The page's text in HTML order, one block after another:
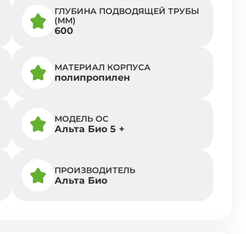
ГЛУБИНА ПОДВОДЯЩЕЙ ТРУБЫ
(ММ)
600
МАТЕРИАЛ КОРПУСА
полипропилен
МОДЕЛЬ ОС
Альта Био 5 +
ПРОИЗВОДИТЕЛЬ
Альта Био